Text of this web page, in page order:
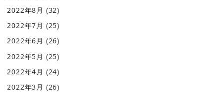
2022年8月 (32)
2022年7月 (25)
2022年6月 (26)
2022年5月 (25)
2022年4月 (24)
2022年3月 (26)